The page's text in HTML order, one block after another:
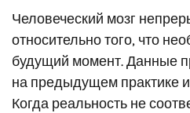
Человеческий мозг
относительно того, что
будущий момент. Данные
на предыдущем практике
Когда реальность не